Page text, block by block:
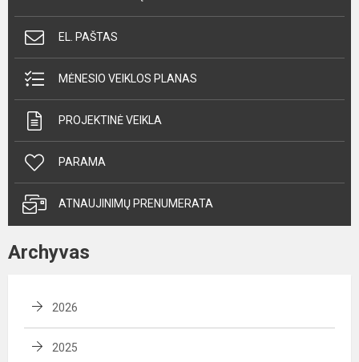
EL. PAŠTAS
MĖNESIO VEIKLOS PLANAS
PROJEKTINĖ VEIKLA
PARAMA
ATNAUJINIMŲ PRENUMERATA
Archyvas
2026
2025